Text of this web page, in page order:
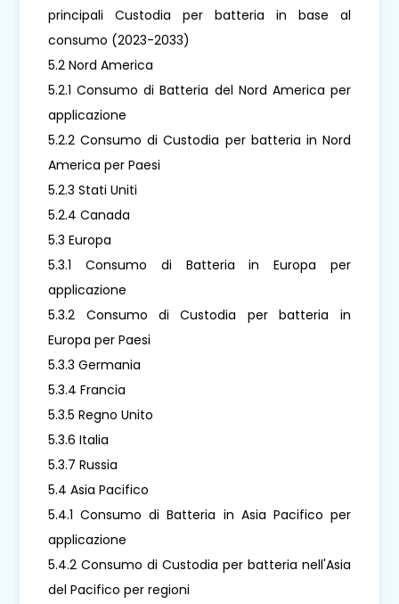
principali Custodia per batteria in base al
consumo (2023-2033)
5.2 Nord America
5.2.1 Consumo di Batteria del Nord America per
applicazione
5.2.2 Consumo di Custodia per batteria in Nord
America per Paesi
5.2.3 Stati Uniti
5.2.4 Canada
5.3 Europa
5.3.1 Consumo di Batteria in Europa per
applicazione
5.3.2 Consumo di Custodia per batteria in
Europa per Paesi
5.3.3 Germania
5.3.4 Francia
5.3.5 Regno Unito
5.3.6 Italia
5.3.7 Russia
5.4 Asia Pacifico
5.4.1 Consumo di Batteria in Asia Pacifico per
applicazione
5.4.2 Consumo di Custodia per batteria nell'Asia
del Pacifico per regioni